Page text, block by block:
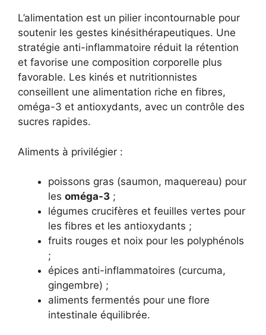
L’alimentation est un pilier incontournable pour
soutenir les gestes kinésithérapeutiques. Une
stratégie anti-inflammatoire réduit la rétention
et favorise une composition corporelle plus
favorable. Les kinés et nutritionnistes
conseillent une alimentation riche en fibres,
oméga-3 et antioxydants, avec un contrôle des
sucres rapides.
Aliments à privilégier :
poissons gras (saumon, maquereau) pour
les oméga-3 ;
légumes crucifères et feuilles vertes pour
les fibres et les antioxydants ;
fruits rouges et noix pour les polyphénols
;
épices anti-inflammatoires (curcuma,
gingembre) ;
aliments fermentés pour une flore
intestinale équilibrée.